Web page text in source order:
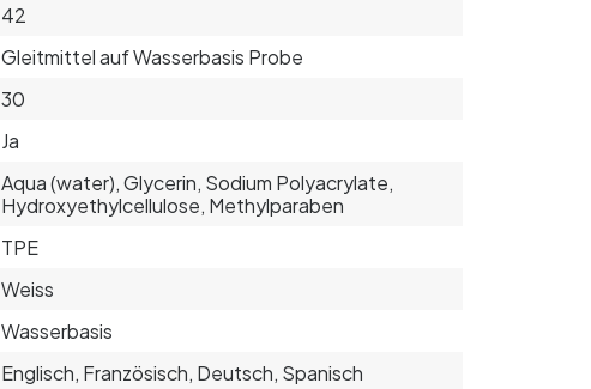
42
Gleitmittel auf Wasserbasis Probe
30
Ja
Aqua (water), Glycerin, Sodium Polyacrylate,
Hydroxyethylcellulose, Methylparaben
TPE
Weiss
Wasserbasis
Englisch, Französisch, Deutsch, Spanisch